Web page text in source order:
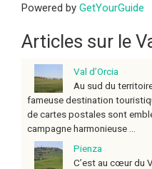
Powered by GetYourGuide
Articles sur le
Val d’Orcia
Au sud du
fameuse destination
de cartes postales sont
campagne harmonieuse ...
Pienza
C’est au cœur du